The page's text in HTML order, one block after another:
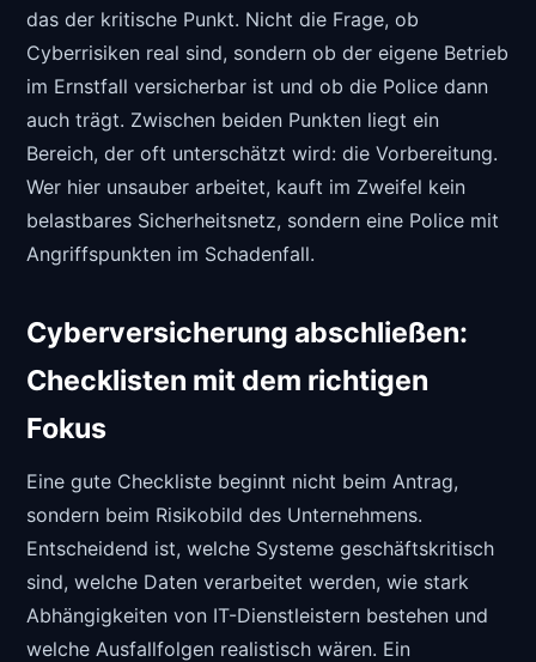
das der kritische Punkt. Nicht die Frage, ob
Cyberrisiken real sind, sondern ob der eigene Betrieb
im Ernstfall versicherbar ist und ob die Police dann
auch trägt. Zwischen beiden Punkten liegt ein
Bereich, der oft unterschätzt wird: die Vorbereitung.
Wer hier unsauber arbeitet, kauft im Zweifel kein
belastbares Sicherheitsnetz, sondern eine Police mit
Angriffspunkten im Schadenfall.
Cyberversicherung abschließen:
Checklisten mit dem richtigen
Fokus
Eine gute Checkliste beginnt nicht beim Antrag,
sondern beim Risikobild des Unternehmens.
Entscheidend ist, welche Systeme geschäftskritisch
sind, welche Daten verarbeitet werden, wie stark
Abhängigkeiten von IT-Dienstleistern bestehen und
welche Ausfallfolgen realistisch wären. Ein